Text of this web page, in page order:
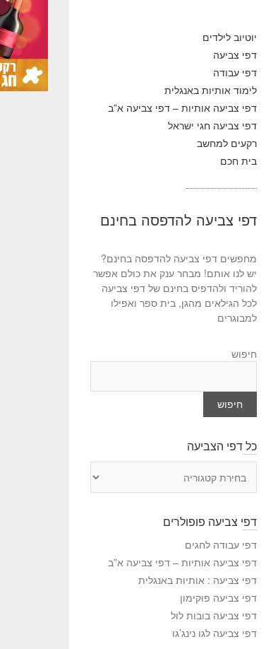
יוטיוב לילדים
דפי צביעה
דפי עבודה
לימוד אותיות באנגלית
דפי צביעה אותיות – דפי צביעה א”ב
דפי צביעה חגי ישראל
רקעים למחשב
בית חכם
דפי צביעה להדפסה בחינם
מחפשים דפי צביעה להדפסה בחינם?
יש לנו אותם! מבחר ענק את כולם אפשר
להוריד ולהדפיס בחינם של דפי צביעה
לכל הגילאים מהגן, בית ספר ואפילו
למבוגרים
חיפוש
חיפוש
כל דפי הצביעה
י
ה
צ
י
ע
ה
דפי צביעה פופולרים
דפי עבודה לחגים
דפי צביעה אותיות – דפי צביעה א”ב
דפי צביעה : אותיות באנגלית
דפי צביעה פוקימון
דפי צביעה בובות לול
דפי צביעה לגו נינג’גו